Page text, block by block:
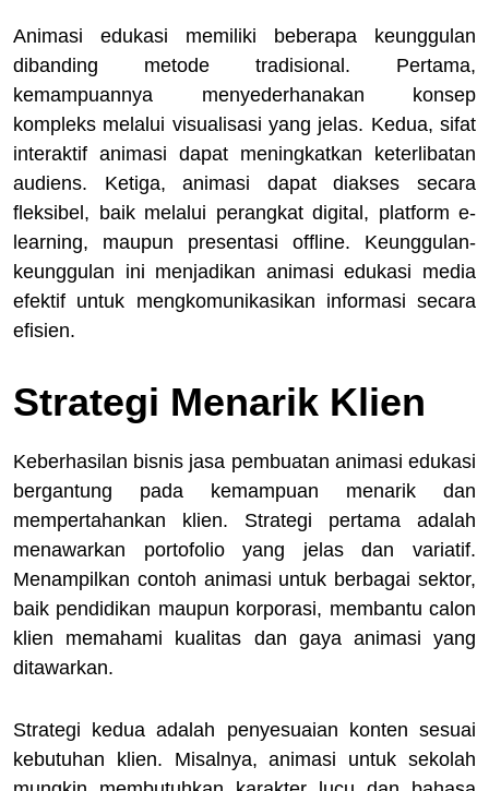
Animasi edukasi memiliki beberapa keunggulan
dibanding metode tradisional. Pertama,
kemampuannya menyederhanakan konsep
kompleks melalui visualisasi yang jelas. Kedua, sifat
interaktif animasi dapat meningkatkan keterlibatan
audiens. Ketiga, animasi dapat diakses secara
fleksibel, baik melalui perangkat digital, platform e-
learning, maupun presentasi offline. Keunggulan-
keunggulan ini menjadikan animasi edukasi media
efektif untuk mengkomunikasikan informasi secara
efisien.
Strategi Menarik Klien
Keberhasilan bisnis jasa pembuatan animasi edukasi
bergantung pada kemampuan menarik dan
mempertahankan klien. Strategi pertama adalah
menawarkan portofolio yang jelas dan variatif.
Menampilkan contoh animasi untuk berbagai sektor,
baik pendidikan maupun korporasi, membantu calon
klien memahami kualitas dan gaya animasi yang
ditawarkan.
Strategi kedua adalah penyesuaian konten sesuai
kebutuhan klien. Misalnya, animasi untuk sekolah